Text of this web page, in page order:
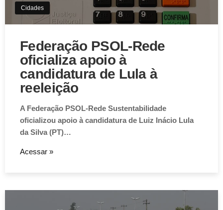
Cidades
Federação PSOL-Rede
oficializa apoio à
candidatura de Lula à
reeleição
A Federação PSOL-Rede Sustentabilidade
oficializou apoio à candidatura de Luiz Inácio Lula
da Silva (PT)…
Acessar »